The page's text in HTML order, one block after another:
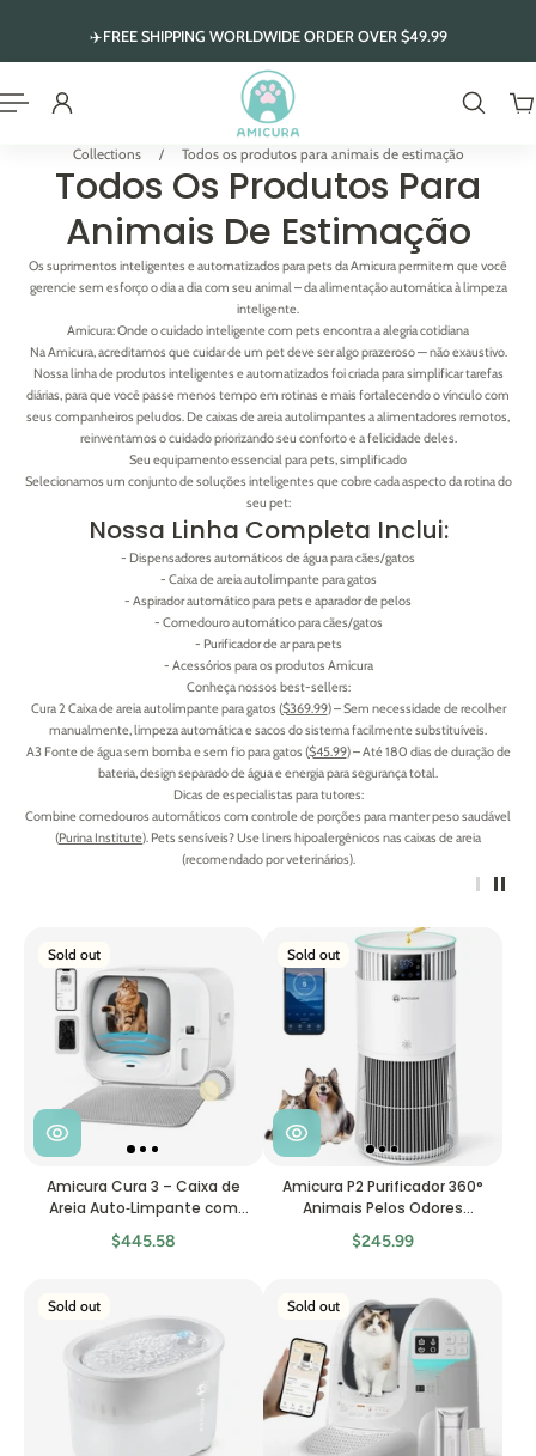
o conteúdo✈️FREE SHIPPING WORLDWIDE ORDER OVER $49.99
Collections / Todos os produtos para animais de estimação
Todos Os Produtos Para
Animais De Estimação
Os suprimentos inteligentes e automatizados para pets da Amicura permitem que você
gerencie sem esforço o dia a dia com seu animal – da alimentação automática à limpeza
inteligente.
Amicura: Onde o cuidado inteligente com pets encontra a alegria cotidiana
Na Amicura, acreditamos que cuidar de um pet deve ser algo prazeroso — não exaustivo.
Nossa linha de produtos inteligentes e automatizados foi criada para simplificar tarefas
diárias, para que você passe menos tempo em rotinas e mais fortalecendo o vínculo com
seus companheiros peludos. De caixas de areia autolimpantes a alimentadores remotos,
reinventamos o cuidado priorizando seu conforto e a felicidade deles.
Seu equipamento essencial para pets, simplificado
Selecionamos um conjunto de soluções inteligentes que cobre cada aspecto da rotina do
seu pet:
Nossa Linha Completa Inclui:
- Dispensadores automáticos de água para cães/gatos
- Caixa de areia autolimpante para gatos
- Aspirador automático para pets e aparador de pelos
- Comedouro automático para cães/gatos
- Purificador de ar para pets
- Acessórios para os produtos Amicura
Conheça nossos best-sellers:
Cura 2 Caixa de areia autolimpante para gatos ($369.99) – Sem necessidade de recolher
manualmente, limpeza automática e sacos do sistema facilmente substituíveis.
A3 Fonte de água sem bomba e sem fio para gatos ($45.99) – Até 180 dias de duração de
bateria, design separado de água e energia para segurança total.
Dicas de especialistas para tutores:
Combine comedouros automáticos com controle de porções para manter peso saudável
(Purina Institute). Pets sensíveis? Use liners hipoalergênicos nas caixas de areia
(recomendado por veterinários).
Sold out
Amicura Cura 3 – Caixa de
Areia Auto‑Limpante com
Sistema de Embalagem
Automática
$445.58
Sold out
Amicura P2 Purificador 360°
Animais Pelos Odores
$245.99
Sold out Sold out